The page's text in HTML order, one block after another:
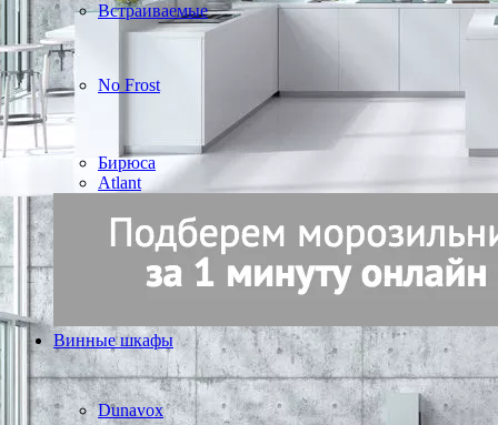
Встраиваемые
No Frost
Бирюса
Atlant
Винные шкафы
Dunavox